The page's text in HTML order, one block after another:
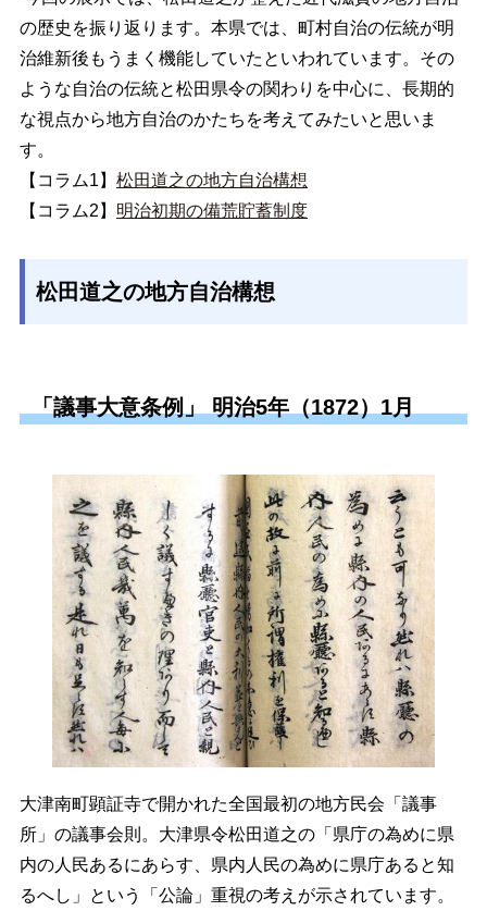
の歴史を振り返ります。本県では、町村自治の伝統が明
治維新後もうまく機能していたといわれています。その
ような自治の伝統と松田県令の関わりを中心に、長期的
な視点から地方自治のかたちを考えてみたいと思いま
す。
【コラム1】 松田道之の地方自治構想
【コラム2】 明治初期の備荒貯蓄制度
松田道之の地方自治構想
「議事大意条例」 明治5年（1872）1月
大津南町顕証寺で開かれた全国最初の地方民会「議事
所」の議事会則。大津県令松田道之の「県庁の為めに県
内の人民あるにあらす、県内人民の為めに県庁あると知
るへし」という「公論」重視の考えが示されています。